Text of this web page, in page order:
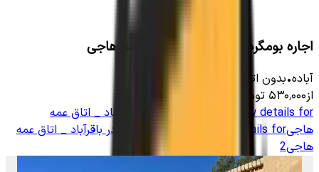
اجاره بومگردی در باقرباد _ اتاق عمه هاجی
آباده•بدون اتاق •
4
از۵۳۰٬۰۰۰ تومان
View details for
اجاره اتاق سنتی در باقرآباد _ اتاق عمه
هاجی2View details for
اجاره اتاق سنتی در باقرآباد _ اتاق عمه
هاجی2